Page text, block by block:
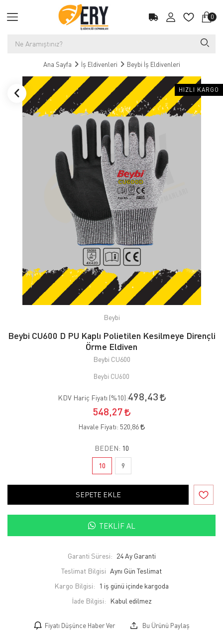
0
Ana Sayfa İş Eldivenleri Beybi İş Eldivenleri
HIZLI KARGO
Beybi
Beybi CU600 D PU Kaplı Polietilen Kesilmeye Dirençli
Örme Eldiven
Beybi CU600
Beybi CU600
KDV Hariç Fiyatı (%10):498,43
548,27
Havale Fiyatı: 520,86
BEDEN: 10
10 9
SEPETE EKLE
TEKLIF AL
Garanti Süresi: 24 Ay Garanti
Teslimat Bilgisi Aynı Gün Teslimat
Kargo Bilgisi:
1 iş günü içinde kargoda
İade Bilgisi:
Fiyatı Düşünce Haber Ver Bu Ürünü Paylaş